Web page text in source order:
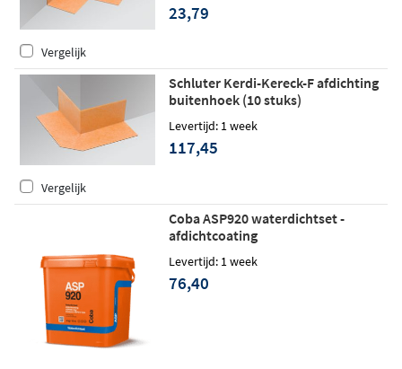
23,79
Vergelijk
Schluter Kerdi-Kereck-F afdichting
buitenhoek (10 stuks)
Levertijd: 1 week
117,45
Vergelijk
Coba ASP920 waterdichtset -
afdichtcoating
Levertijd: 1 week
76,40